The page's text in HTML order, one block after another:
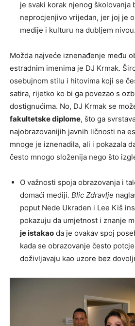
je svaki korak njenog školovanja
neprocjenjivo vrijedan, jer joj je
medije i kulturu na dubljem nivou.
Možda najveće iznenađenje među
estradnim imenima je DJ Krmak.
osebujnom stilu i hitovima koji se
satira, rijetko ko bi ga povezao s
dostignućima. No, DJ Krmak se
fakultetske diplome, što ga
najobrazovanijih javnih ličnosti na
mnoge je iznenadila, ali i pokazala
često mnogo složenija nego što
O važnosti spoja obrazovanja i
domaći mediji. Blic Zdravlje
poput Nede Ukraden i Lee Kiš
pokazuju da umjetnost i znanje
je istakao da je ovakav spoj
kada se obrazovanje često
doživljavaju kao uzore bez